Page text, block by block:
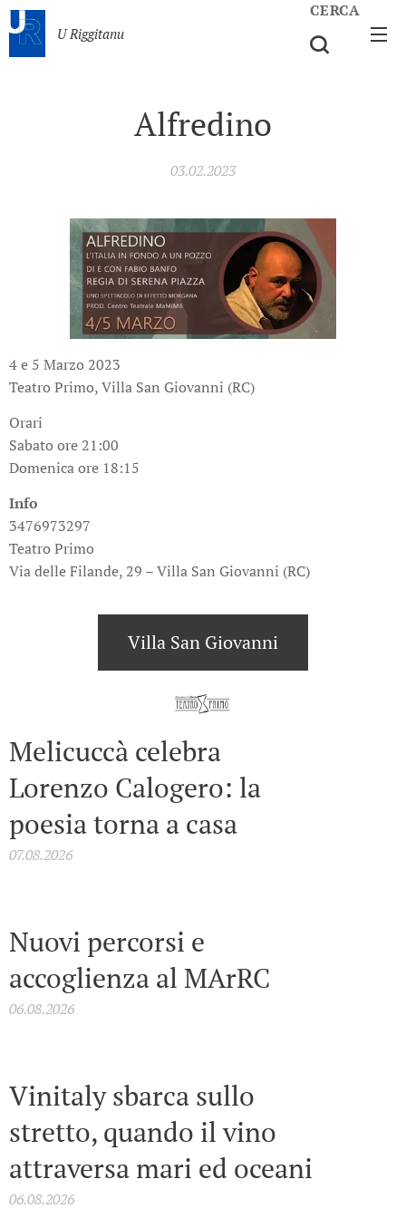
U Riggitanu
CERCA
Alfredino
03.02.2023
4 e 5 Marzo 2023
Teatro Primo, Villa San Giovanni (RC)
Orari
Sabato ore 21:00
Domenica ore 18:15
Info
3476973297
Teatro Primo
Via delle Filande, 29 – Villa San Giovanni (RC)
Villa San Giovanni
Melicuccà celebra
Lorenzo Calogero: la
poesia torna a casa
07.08.2026
Nuovi percorsi e
accoglienza al MArRC
06.08.2026
Vinitaly sbarca sullo
stretto, quando il vino
attraversa mari ed oceani
06.08.2026